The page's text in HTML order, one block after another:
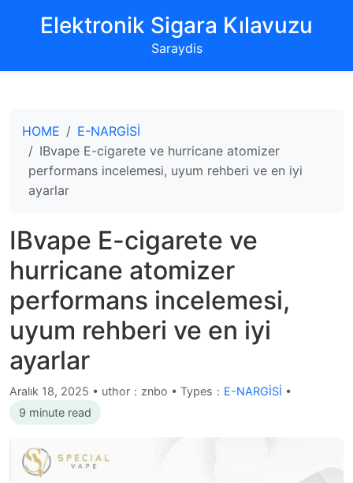
‌Elektronik Sigara Kılavuzu‌
Saraydis
HOME
E-NARGİSİ
IBvape E-cigarete ve hurricane atomizer
performans incelemesi, uyum rehberi ve en iyi
ayarlar
IBvape E-cigarete ve
hurricane atomizer
performans incelemesi,
uyum rehberi ve en iyi
ayarlar
Aralık 18, 2025 • uthor：znbo • Types： E-NARGİSİ •
9 minute read